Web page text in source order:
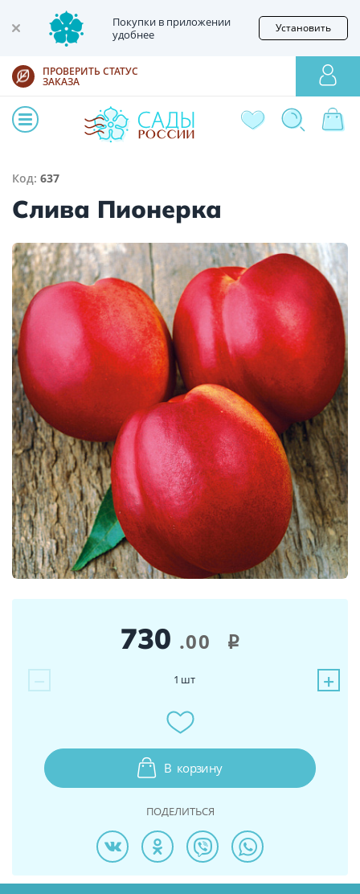
Покупки в приложении
удобнее
Установить
ПРОВЕРИТЬ СТАТУС
ЗАКАЗА
Код: 637
Слива Пионерка
730 .00 i
− +
1 шт
В корзину
ПОДЕЛИТЬСЯ